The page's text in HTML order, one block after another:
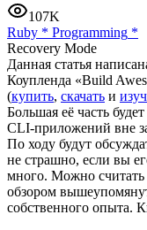
107K
Ruby * Programming *
Recovery Mode
Данная статья
Коупленда «Build
(купить, скачать и
Большая её часть
CLI-приложений вне
По ходу будут
не страшно, если вы
много. Можно считать
обзором
собственного опыта.